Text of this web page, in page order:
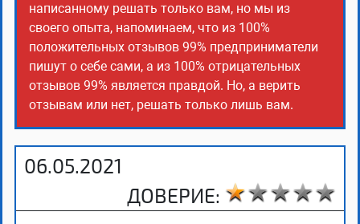
написанному решать только вам, но мы из
своего опыта, напоминаем, что из 100%
положительных отзывов 99% предприниматели
пишут о себе сами, а из 100% отрицательных
отзывов 99% является правдой. Но, а верить
отзывам или нет, решать только лишь вам.
06.05.2021
ДОВЕРИЕ: